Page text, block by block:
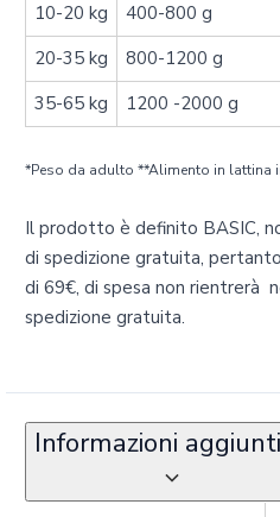
10-20 kg
400-800 g
20-35 kg
800-1200 g
35-65 kg
1200 -2000 g
*Peso da adulto **Alimento in lattina
Il prodotto è definito BASIC,
di spedizione gratuita,
di 69€‚ di spesa non rientrerà
spedizione gratuita.
Informazioni